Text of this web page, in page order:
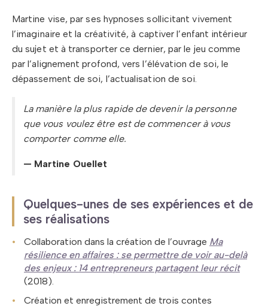
Martine vise, par ses hypnoses sollicitant vivement
l’imaginaire et la créativité, à captiver l’enfant intérieur
du sujet et à transporter ce dernier, par le jeu comme
par l’alignement profond, vers l’élévation de soi, le
dépassement de soi, l’actualisation de soi.
La manière la plus rapide de devenir la personne
que vous voulez être est de commencer à vous
comporter comme elle.
— Martine Ouellet
Quelques-unes de ses expériences et de
ses réalisations
Collaboration dans la création de l’ouvrage Ma
résilience en affaires : se permettre de voir au-delà
des enjeux : 14 entrepreneurs partagent leur récit
(2018).
Création et enregistrement de trois contes